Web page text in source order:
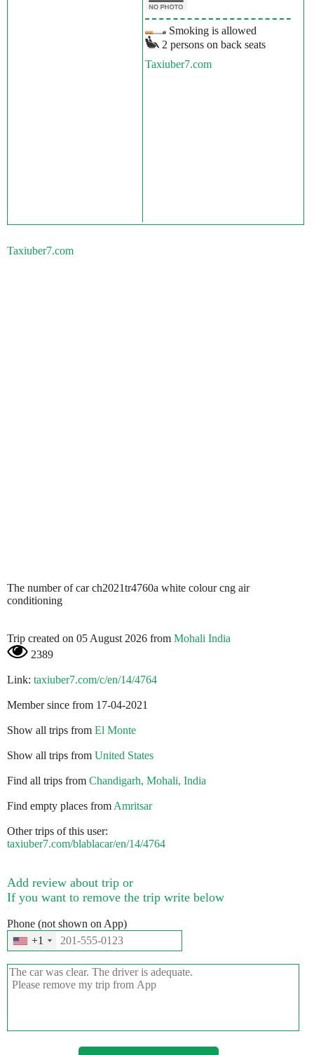
Smoking is allowed
2 persons on back seats
Taxiuber7.com
Taxiuber7.com
The number of car ch2021tr4760a white colour cng air
conditioning
Trip created on 05 August 2026 from Mohali India
2389
Link: taxiuber7.com/c/en/14/4764
Member since from 17-04-2021
Show all trips from El Monte
Show all trips from United States
Find all trips from Chandigarh, Mohali, India
Find empty places from Amritsar
Other trips of this user:
taxiuber7.com/blablacar/en/14/4764
Add review about trip or
If you want to remove the trip write below
Phone (not shown on App)
+1